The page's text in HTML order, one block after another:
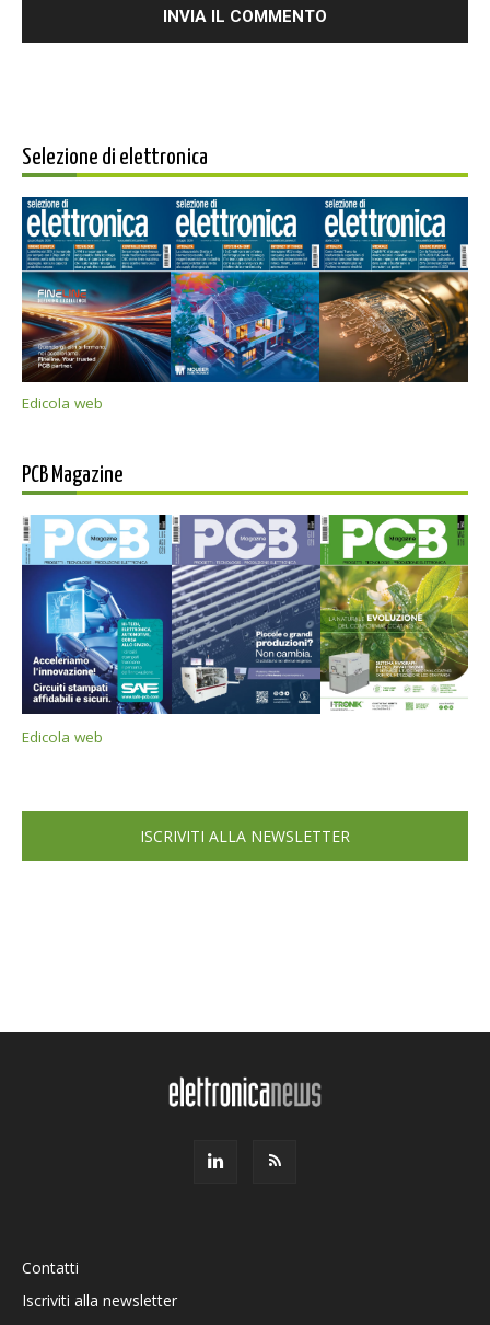
Selezione di elettronica
Edicola web
PCB Magazine
Edicola web
ISCRIVITI ALLA NEWSLETTER
Contatti
Iscriviti alla newsletter